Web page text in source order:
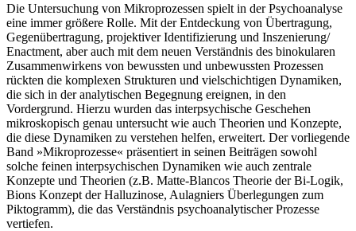
Die Untersuchung von Mikroprozessen spielt in der Psychoanalyse
eine immer größere Rolle. Mit der Entdeckung von Übertragung,
Gegenübertragung, projektiver Identifizierung und Inszenierung/
Enactment, aber auch mit dem neuen Verständnis des binokularen
Zusammenwirkens von bewussten und unbewussten Prozessen
rückten die komplexen Strukturen und vielschichtigen Dynamiken,
die sich in der analytischen Begegnung ereignen, in den
Vordergrund. Hierzu wurden das interpsychische Geschehen
mikroskopisch genau untersucht wie auch Theorien und Konzepte,
die diese Dynamiken zu verstehen helfen, erweitert. Der vorliegende
Band »Mikroprozesse« präsentiert in seinen Beiträgen sowohl
solche feinen interpsychischen Dynamiken wie auch zentrale
Konzepte und Theorien (z.B. Matte-Blancos Theorie der Bi-Logik,
Bions Konzept der Halluzinose, Aulagniers Überlegungen zum
Piktogramm), die das Verständnis psychoanalytischer Prozesse
vertiefen.